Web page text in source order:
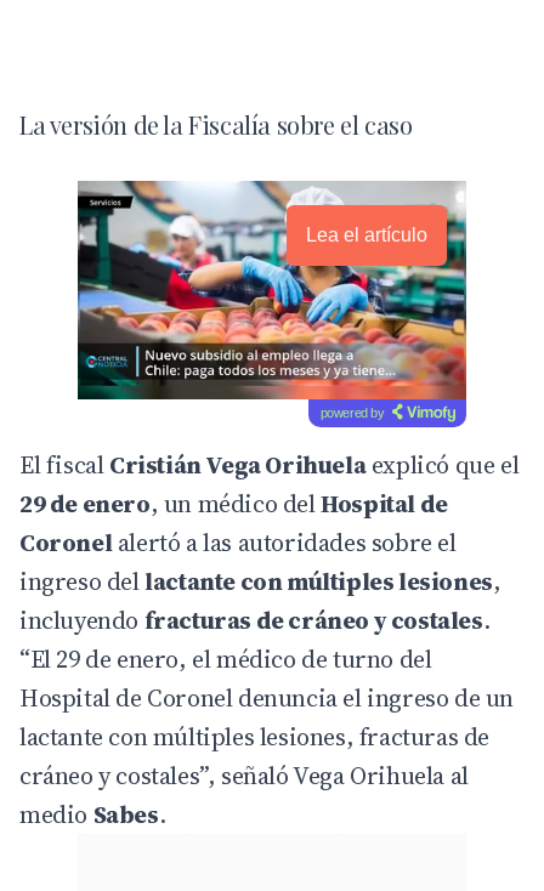
La versión de la Fiscalía sobre el caso
Lea el artículo
powered by
El fiscalCristián Vega Orihuelaexplicó que el
29 de enero, un médico delHospital de
Coronelalertó a las autoridades sobre el
ingreso dellactante con múltiples lesiones,
incluyendo fracturas de cráneo y costales.
“El 29 de enero, el médico de turno del
Hospital de Coronel denuncia el ingreso de un
lactante con múltiples lesiones, fracturas de
cráneo y costales”, señaló Vega Orihuela al
medio Sabes.